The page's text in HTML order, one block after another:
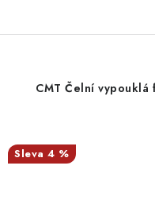
CMT Čelní vypouklá
4 %